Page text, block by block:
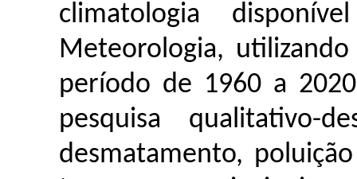
climatologia
Meteorologia,
período de 1960 a
pesquisa qualitativo-
desmatamento,